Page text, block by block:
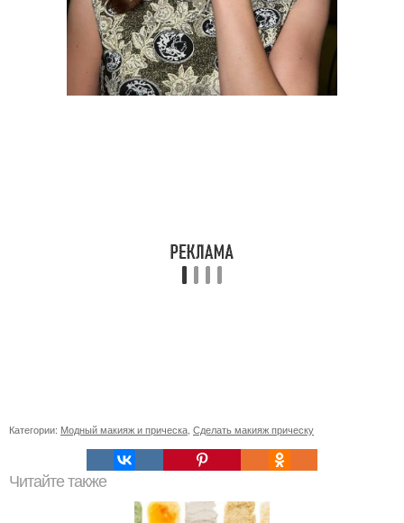
Категории: Модный макияж и прическа Сделать макияж прическу
Читайте также